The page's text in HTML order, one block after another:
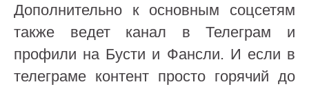
Дополнительно к основным соцсетям
также ведет канал в Телеграм и
профили на Бусти и Фансли. И если в
телеграме контент просто горячий до